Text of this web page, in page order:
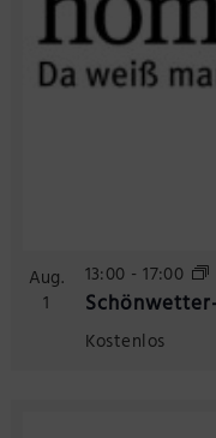
Aug.
1
13:00 -17:00
Kostenlos